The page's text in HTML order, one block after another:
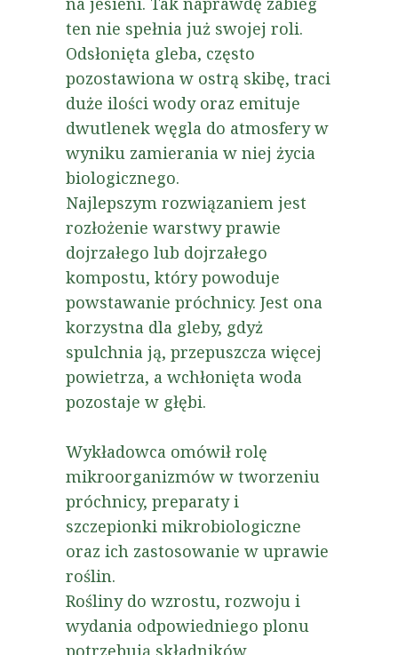
ten nie spełnia już swojej roli.
Odsłonięta gleba, często
pozostawiona w ostrą skibę, traci
duże ilości wody oraz emituje
dwutlenek węgla do atmosfery w
wyniku zamierania w niej życia
biologicznego.
Najlepszym rozwiązaniem jest
rozłożenie warstwy prawie
dojrzałego lub dojrzałego
kompostu, który powoduje
powstawanie próchnicy. Jest ona
korzystna dla gleby, gdyż
spulchnia ją, przepuszcza więcej
powietrza, a wchłonięta woda
pozostaje w głębi.
Wykładowca omówił rolę
mikroorganizmów w tworzeniu
próchnicy, preparaty i
szczepionki mikrobiologiczne
oraz ich zastosowanie w uprawie
roślin.
Rośliny do wzrostu, rozwoju i
wydania odpowiedniego plonu
potrzebują składników